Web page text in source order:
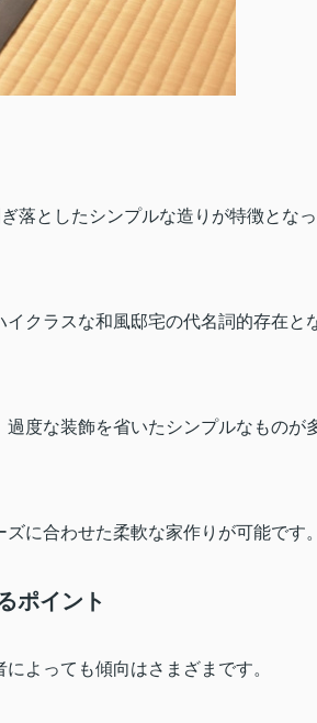
落としたシンプルな造りが特徴となっ
クラスな和風邸宅の代名詞的存在と
度な装飾を省いたシンプルなものが
に合わせた柔軟な家作りが可能です
ポイント
よっても傾向はさまざまです。